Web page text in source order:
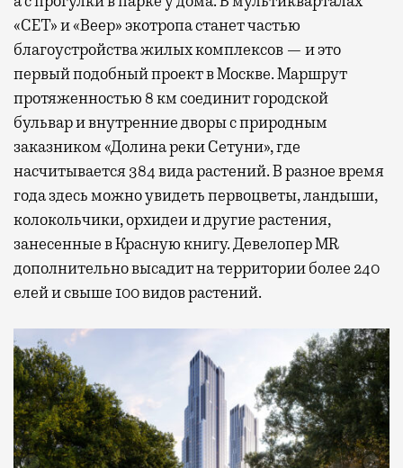
«СЕТ» и «Веер» экотропа станет частью
благоустройства жилых комплексов — и это
первый подобный проект в Москве. Маршрут
протяженностью 8 км соединит городской
бульвар и внутренние дворы с природным
заказником «Долина реки Сетуни», где
насчитывается 384 вида растений. В разное время
года здесь можно увидеть первоцветы, ландыши,
колокольчики, орхидеи и другие растения,
занесенные в Красную книгу. Девелопер MR
дополнительно высадит на территории более 240
елей и свыше 100 видов растений.